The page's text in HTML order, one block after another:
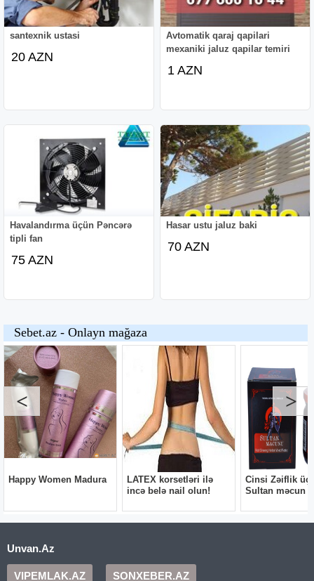
santexnik ustasi
20 AZN
Avtomatik qaraj qapilari
mexaniki jaluz qapilar temiri
1 AZN
Havalandırma üçün Pəncərə
tipli fan
75 AZN
Hasar ustu jaluz baki
70 AZN
Unvan.Az
VIPEMLAK.AZ SONXEBER.AZ